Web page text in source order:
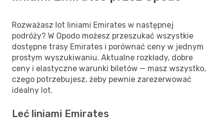
Rozważasz lot liniami Emirates w następnej
podróży? W Opodo możesz przeszukać wszystkie
dostępne trasy Emirates i porównać ceny w jednym
prostym wyszukiwaniu. Aktualne rozkłady, dobre
ceny i elastyczne warunki biletów — masz wszystko,
czego potrzebujesz, żeby pewnie zarezerwować
idealny lot.
Leć liniami Emirates